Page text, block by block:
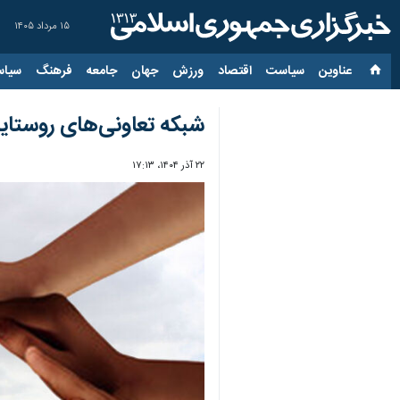
۱۵ مرداد ۱۴۰۵
عناوین‌ سیاست اقتصاد ورزش جهان جامعه فرهنگ
شبکه تعاونی‌های
۲۲ آذر ۱۴۰۴، ۱۷:۱۳